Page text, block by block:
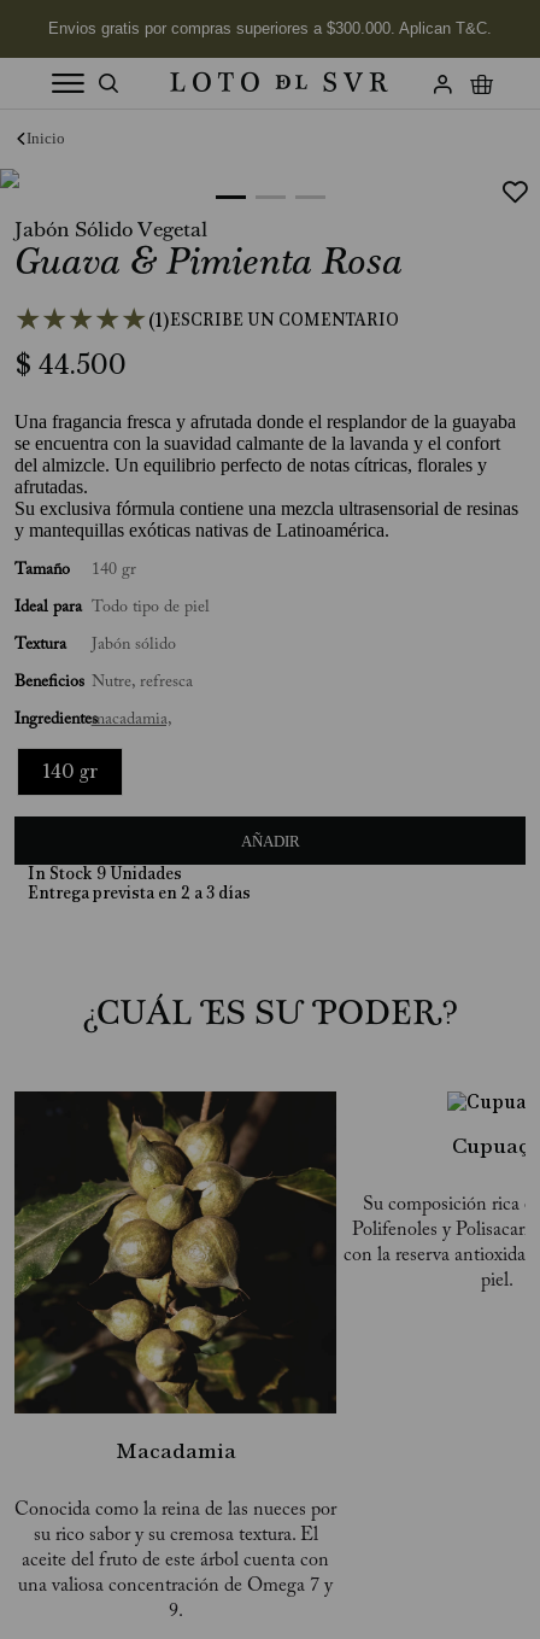
Jabón Sólido Vegetal
Guava & Pimienta Rosa
★★★★★ (1)
$ 44.500
Una fragancia fresca y afrutada donde el resplandor de la guayaba
se encuentra con la suavidad calmante de la lavanda y el confort
del almizcle. Un equilibrio perfecto de notas cítricas, florales y
afrutadas.
Su exclusiva fórmula contiene una mezcla ultrasensorial de resinas
y mantequillas exóticas nativas de Latinoamérica.
Tamaño 140 gr
Ideal para Todo tipo de piel
Textura Jabón sólido
Beneficios Nutre, refresca
Ingredientesmacadamia,
140 gr
AÑADIR
In Stock 9Unidades
¿CUÁL ES SU PODER?
Macadamia
Conocida como la reina de las nueces por
su rico sabor y su cremosa textura. El
aceite del fruto de este árbol cuenta con
una valiosa concentración de Omega 7 y
9.
Su composición rica
Polifenoles y
con la reserva
piel.
Términos más buscados
2. Labios
3. Jabon
4. Velas
5 Aceite
7 . Jabón Cuerpo
8. Desodorante
9. Mimosa
10. Jabon Liquido